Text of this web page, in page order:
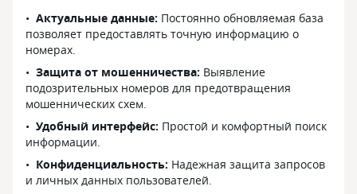
Актуальные данные: Постоянно обновляемая база
позволяет предоставлять точную информацию о
номерах.
Защита от мошенничества: Выявление
подозрительных номеров для предотвращения
мошеннических схем.
Удобный интерфейс: Простой и комфортный поиск
информации.
Конфиденциальность: Надежная защита запросов
и личных данных пользователей.